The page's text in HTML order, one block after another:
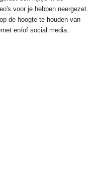
voor je hebben neergezet.
de hoogte te houden van
en/of social media.